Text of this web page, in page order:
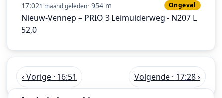
17:021 maand geleden· 954 m Ongeval
Nieuw-Vennep – PRIO 3 Leimuiderweg - N207 L
52,0
‹ Vorige · 16:51 Volgende · 17:28 ›